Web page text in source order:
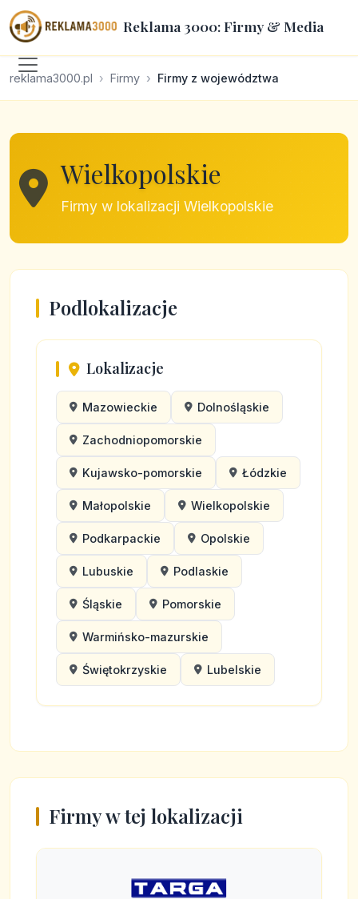
Reklama 3000: Firmy & Media
reklama3000.pl Firmy Firmy z województwa
Wielkopolskie
Firmy w lokalizacji Wielkopolskie
Podlokalizacje
Lokalizacje
Mazowieckie Dolnośląskie
Zachodniopomorskie
Kujawsko-pomorskie Łódzkie
Małopolskie Wielkopolskie
Podkarpackie Opolskie
Lubuskie Podlaskie
Śląskie Pomorskie
Warmińsko-mazurskie
Świętokrzyskie Lubelskie
Firmy w tej lokalizacji